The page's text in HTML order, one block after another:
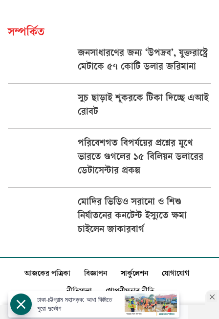
সম্পর্কিত
জনসাধারণের জন্য ‘উপদ্রব’, যুক্তরাষ্ট্রে
মেটাকে ৫৭ কোটি ডলার জরিমানা
সুচ ছাড়াই শূকরকে টিকা দিচ্ছে এআই
রোবট
পরিবেশগত বিপর্যয়ের প্রশ্নের মুখে
ভারতে গুগলের ১৫ বিলিয়ন ডলারের
ডেটাসেন্টার প্রকল্প
মোদির ভিডিও সরানো ও শিশু
নির্যাতনের কনটেন্ট ইস্যুতে ক্ষমা
চাইলেন জাকারবার্গ
আজকের পত্রিকা বিজ্ঞাপন সার্কুলেশন যোগাযোগ
নীতিমালা গোপনীয়তার নীতি
ঢাকা-চট্টগ্রাম মহাসড়ক: আধা কিমিতে
পুরো দুর্ভোগ